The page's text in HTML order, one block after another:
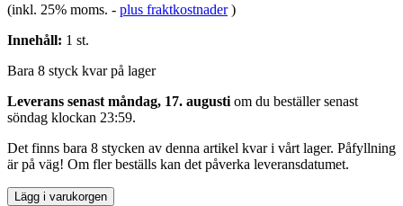
(inkl. 25% moms. - plus fraktkostnader )
Innehåll: 1 st.
Bara 8 styck kvar på lager
Leverans senast måndag, 17. augusti om du beställer senast
söndag klockan 23:59.
Det finns bara 8 stycken av denna artikel kvar i vårt lager. Påfyllning
är på väg! Om fler beställs kan det påverka leveransdatumet.
Lägg i varukorgen